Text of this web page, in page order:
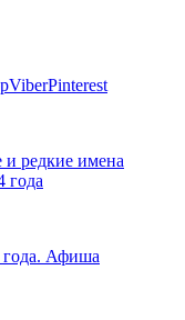
ViberPinterest
редкие имена
года
года. Афиша